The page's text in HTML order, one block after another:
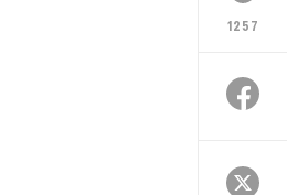
1257